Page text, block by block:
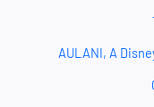
AULANI, A